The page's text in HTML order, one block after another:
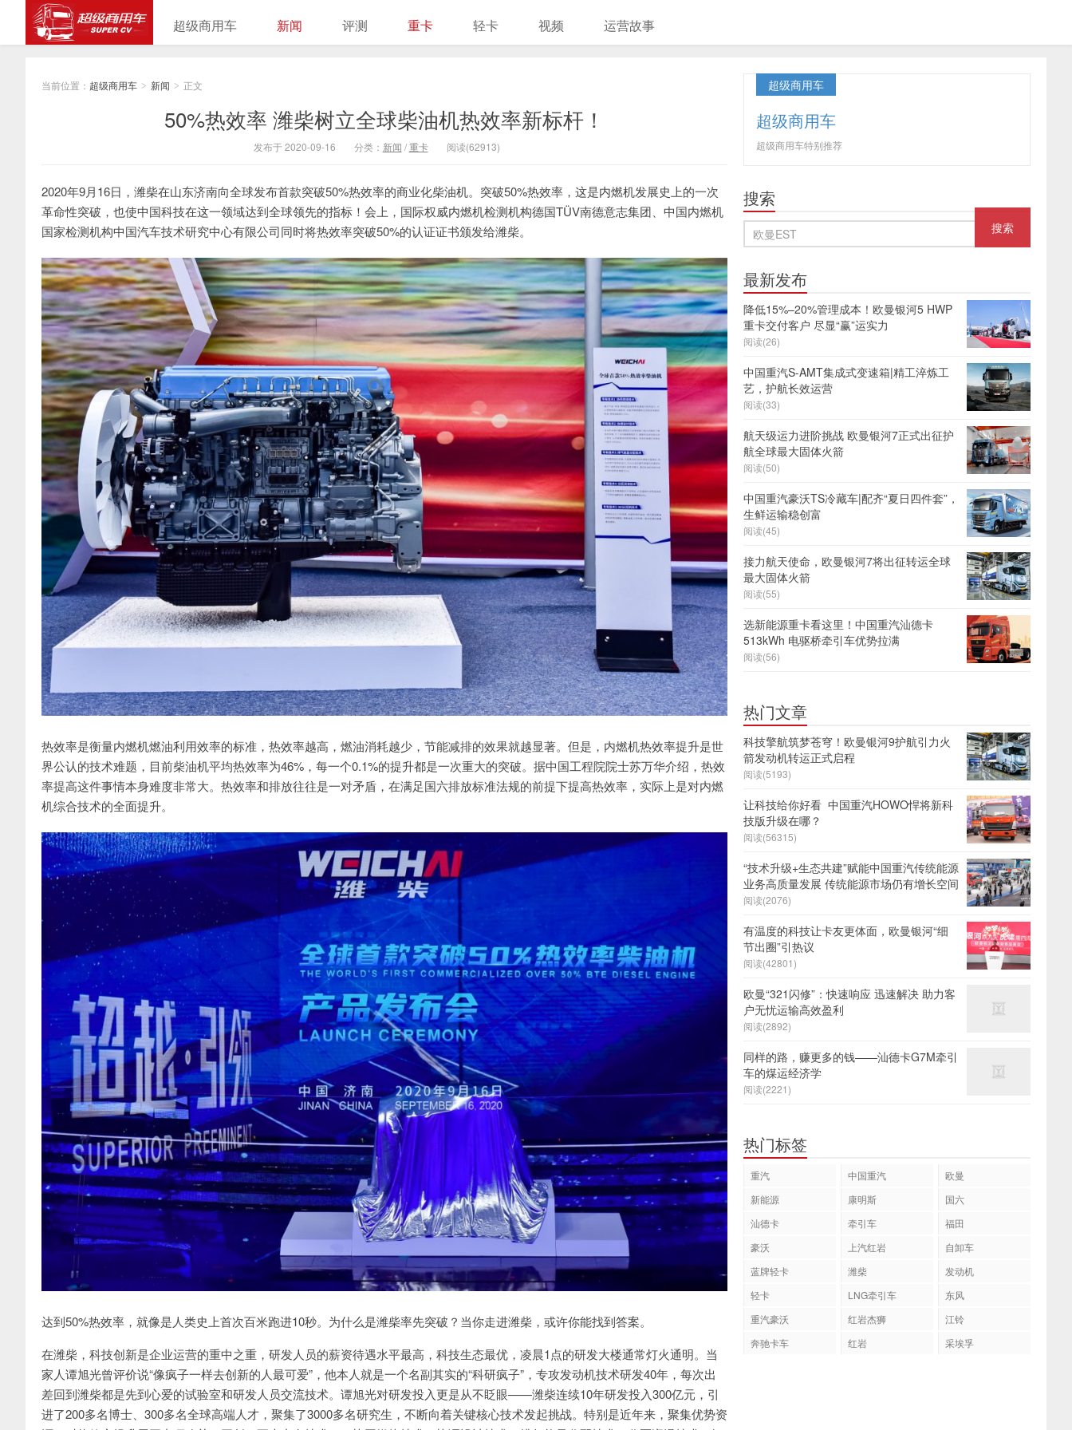
超级商用车 新闻 评测 重卡 轻卡 视频 运营故事
当前位置： 超级商用车 > 新闻 > 正文
50%热效率 潍柴树立全球柴油机热效率新标杆！
发布于 2020-09-16 分类： 新闻 /重卡 阅读(62913)
2020年9月16日，潍柴在山东济南向全球发布首款突破50%热效率的商业化柴油机。突破50%热效率，这是内燃机发展史上的一次
革命性突破，也使中国科技在这一领域达到全球领先的指标！会上，国际权威内燃机检测机构德国TÜV南德意志集团、中国内燃机
国家检测机构中国汽车技术研究中心有限公司同时将热效率突破50%的认证证书颁发给潍柴。
热效率是衡量内燃机燃油利用效率的标准，热效率越高，燃油消耗越少，节能减排的效果就越显著。但是，内燃机热效率提升是世
界公认的技术难题，目前柴油机平均热效率为46%，每一个0.1%的提升都是一次重大的突破。据中国工程院院士苏万华介绍，热效
率提高这件事情本身难度非常大。热效率和排放往往是一对矛盾，在满足国六排放标准法规的前提下提高热效率，实际上是对内燃
机综合技术的全面提升。
达到50%热效率，就像是人类史上首次百米跑进10秒。为什么是潍柴率先突破？当你走进潍柴，或许你能找到答案。
在潍柴，科技创新是企业运营的重中之重，研发人员的薪资待遇水平最高，科技生态最优，凌晨1点的研发大楼通常灯火通明。当
家人谭旭光曾评价说“像疯子一样去创新的人最可爱”，他本人就是一个名副其实的“科研疯子”，专攻发动机技术研发40年，每次出
差回到潍柴都是先到心爱的试验室和研发人员交流技术。谭旭光对研发投入更是从不眨眼——潍柴连续10年研发投入300亿元，引
进了200多名博士、300多名全球高端人才，聚集了3000多名研究生，不断向着关键核心技术发起挑战。特别是近年来，聚集优势资
超级商用车
超级商用车
超级商用车特别推荐
搜索
最新发布
降低15%–20%管理成本！欧曼银河5 HWP
重卡交付客户 尽显“赢”运实力
阅读(26)
中国重汽S-AMT集成式变速箱|精工淬炼工
艺，护航长效运营
阅读(33)
航天级运力进阶挑战 欧曼银河7正式出征护
航全球最大固体火箭
阅读(50)
中国重汽豪沃TS冷藏车|配齐“夏日四件套”，
生鲜运输稳创富
阅读(45)
接力航天使命，欧曼银河7将出征转运全球
最大固体火箭
阅读(55)
选新能源重卡看这里！中国重汽汕德卡
513kWh 电驱桥牵引车优势拉满
阅读(56)
热门文章
科技擎航筑梦苍穹！欧曼银河9护航引力火
箭发动机转运正式启程
阅读(5193)
让科技给你好看 中国重汽HOWO悍将新科
技版升级在哪？
阅读(56315)
“技术升级+生态共建”赋能中国重汽传统能源
业务高质量发展 传统能源市场仍有增长空间
阅读(2076)
有温度的科技让卡友更体面，欧曼银河“细
节出圈”引热议
阅读(42801)
欧曼“321闪修”：快速响应 迅速解决 助力客
户无忧运输高效盈利
阅读(2892)
同样的路，赚更多的钱——汕德卡G7M牵引
车的煤运经济学
阅读(2221)
热门标签
重汽 中国重汽
欧曼
新能源
康明斯
国六
汕德卡
牵引车
福田
豪沃
上汽红岩
自卸车
蓝牌轻卡
潍柴
发动机
轻卡
LNG牵引车
东风
重汽豪沃
红岩杰狮
江铃
奔驰卡车
红岩 采埃孚